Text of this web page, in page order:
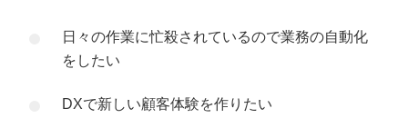
日々の作業に忙殺されているので業務の自動化
をしたい
DXで新しい顧客体験を作りたい